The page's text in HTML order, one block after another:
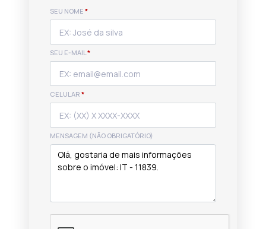
SEU NOME *
SEU E-MAIL*
CELULAR *
MENSAGEM (NÃO OBRIGATÓRIO)